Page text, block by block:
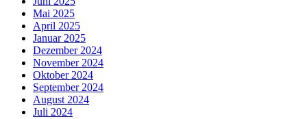
Mai 2025
April 2025
Januar 2025
Dezember 2024
November 2024
Oktober 2024
September 2024
August 2024
Juli 2024